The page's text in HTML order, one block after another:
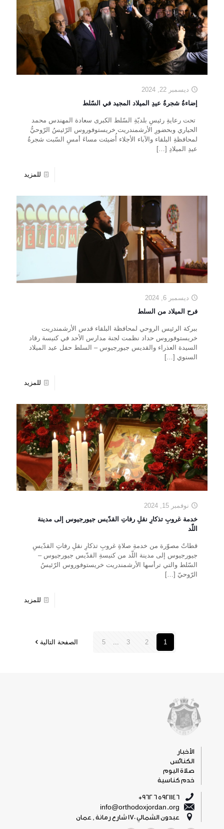
ديسمبر 22, 2024
إضاءةُ شجرةُ عيدِ الميلاد المجيد في السّلط
تحت رعايةِ رئيسِ بلديّةِ السّلط الكبرى سعادة المهندس محمد
الحياري وبحضورِ الأرشمندريت خريستوفوروس الرّئيسُ الرّوحيُّ
لمحافظةِ البلقاء والآباء الأجلاء أُضيئت مساءَ أمسِ السّبت شجرةُ
عيدِ الميلادِ […]
للمزيد
ديسمبر 6, 2024
فرح الميلاد من السلط
ببركة الرئيس الروحي لمحافظة البلقاء قدس الأرشمندريت
خريستوفوروس حداد نظمت لجنة مدارس الأحد في كنيسة رقاد
السيدة العذراء والقديس جيورجيوس – السلط حفل عيد الميلاد
السنوي […]
للمزيد
نوفمبر 15, 2024
خدمة غروبِ تذكارِ نقلِ رفاتِ القدّيس جيورجيوس إلى مدينة
اللّد
قطاتٌ مصوّرة من خدمةِ صلاةِ غروبِ تذكارِ نقلِ رفاتِ القدّيسِ
جيورجيوس إلى مدينة اللّد من كنيسةِ القدّيس جيورجيوس –
السّلط والتي ترأسها الأرشمندريت خريستوفوروس الرّئيسُ
الرّوحيّ […]
للمزيد
1
2
3
...
5 الصفحة التالية
الأخبار
الكنائس
صلاة اليوم
خدم كناسية
5921146 6 962+
info@orthodoxjordan.org
عبدون الشمالي 170 شارع رمانة , عمان